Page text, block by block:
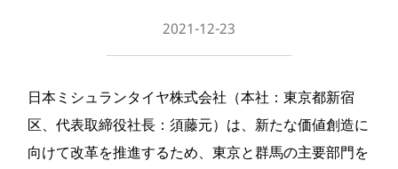
2021-12-23
日本ミシュランタイヤ株式会社（本社：東京都新宿
区、代表取締役社長：須藤元）は、新たな価値創造に
向けて改革を推進するため、東京と群馬の主要部門を